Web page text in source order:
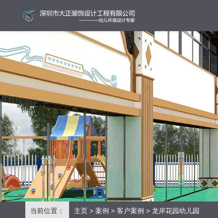
当前位置： 主页 > 案例 > 客户案例 > 龙岸花园幼儿园